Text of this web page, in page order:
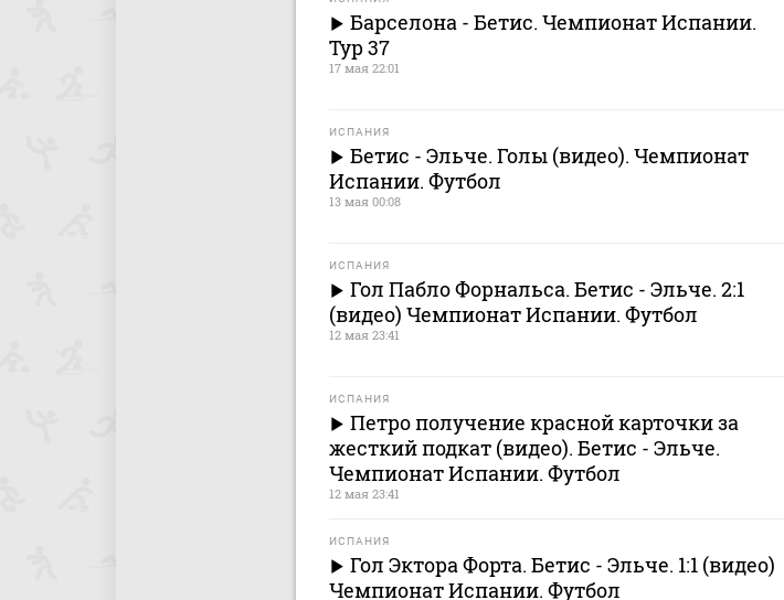
Барселона - Бетис. Чемпионат Испании.
Тур 37
17 мая 22:01
ИСПАНИЯ
Бетис - Эльче. Голы (видео). Чемпионат
Испании. Футбол
13 мая 00:08
ИСПАНИЯ
Гол Пабло Форнальса. Бетис - Эльче. 2:1
(видео) Чемпионат Испании. Футбол
12 мая 23:41
ИСПАНИЯ
Петро получение красной карточки за
жесткий подкат (видео). Бетис - Эльче.
Чемпионат Испании. Футбол
12 мая 23:41
ИСПАНИЯ
Гол Эктора Форта. Бетис - Эльче. 1:1 (видео)
Чемпионат Испании. Футбол